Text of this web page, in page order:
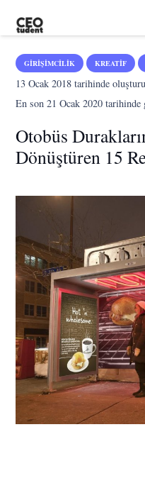
GIRIŞIMCILIK KREATIF
13 Ocak 2018 tarihinde
En son21 Ocak 2020 tarihinde
Otobüs
Dönüştüren 15